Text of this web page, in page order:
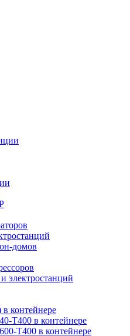
домов
электростанций
контейнере
Т400 в контейнере
Т400 в контейнере